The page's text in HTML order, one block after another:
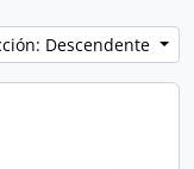
Descendente